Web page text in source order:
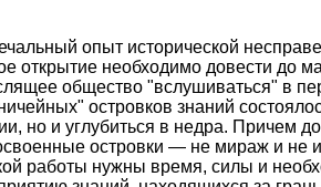
опыт исторической
открытие необходимо довести до
общество "вслушиваться" в
островков знаний
но и углубиться в недра. Причем
островки — не мираж и не
работы нужны время, силы и